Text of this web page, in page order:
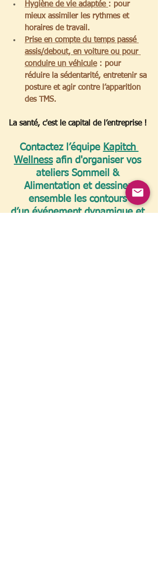
Hygiène de vie adaptée : pour
mieux assimiler les rythmes et
horaires de travail.
Prise en compte du temps passé
assis/debout, en voiture ou pour
conduire un véhicule : pour
réduire la sédentarité, entretenir sa
posture et agir contre l’apparition
des TMS.
La santé, c'est le capital de l’entreprise !
Contactez l’équipe Kapitch
Wellness afin d'organiser vos
ateliers Sommeil &
Alimentation et dessiner
ensemble les contours
d’un événement dynamique et